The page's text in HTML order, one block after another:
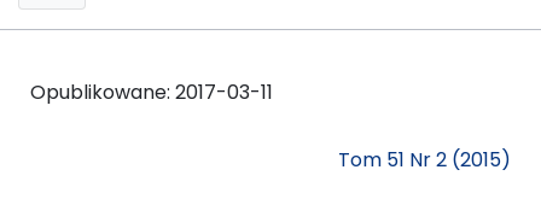
Opublikowane: 2017-03-11
Tom 51 Nr 2 (2015)